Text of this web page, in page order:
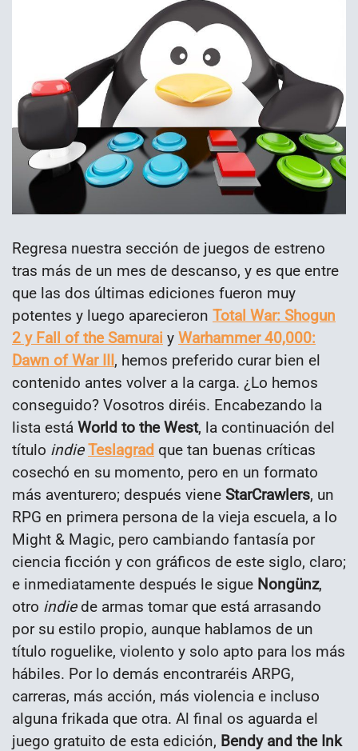
Regresa nuestra sección de juegos de estreno
tras más de un mes de descanso, y es que entre
que las dos últimas ediciones fueron muy
potentes y luego aparecieron Total War: Shogun
2 y Fall of the Samurai y Warhammer 40,000:
Dawn of War III, hemos preferido curar bien el
contenido antes volver a la carga. ¿Lo hemos
conseguido? Vosotros diréis. Encabezando la
lista está World to the West, la continuación del
título indie Teslagrad que tan buenas críticas
cosechó en su momento, pero en un formato
más aventurero; después viene StarCrawlers, un
RPG en primera persona de la vieja escuela, a lo
Might & Magic, pero cambiando fantasía por
ciencia ficción y con gráficos de este siglo, claro;
e inmediatamente después le sigue Nongünz,
otro indiede armas tomar que está arrasando
por su estilo propio, aunque hablamos de un
título roguelike, violento y solo apto para los más
hábiles. Por lo demás encontraréis ARPG,
carreras, más acción, más violencia e incluso
alguna frikada que otra. Al final os aguarda el
juego gratuito de esta edición, Bendy and the Ink